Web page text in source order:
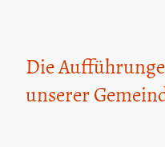
Die
unserer